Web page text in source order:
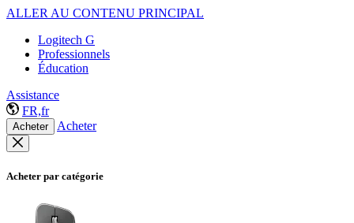
ALLER AU CONTENU PRINCIPAL
Logitech G
Professionnels
Éducation
Assistance
FR,fr
Acheter Acheter
Acheter par catégorie